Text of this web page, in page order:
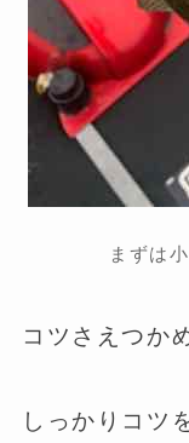
まずは
コツさえつか
しっかりコツ